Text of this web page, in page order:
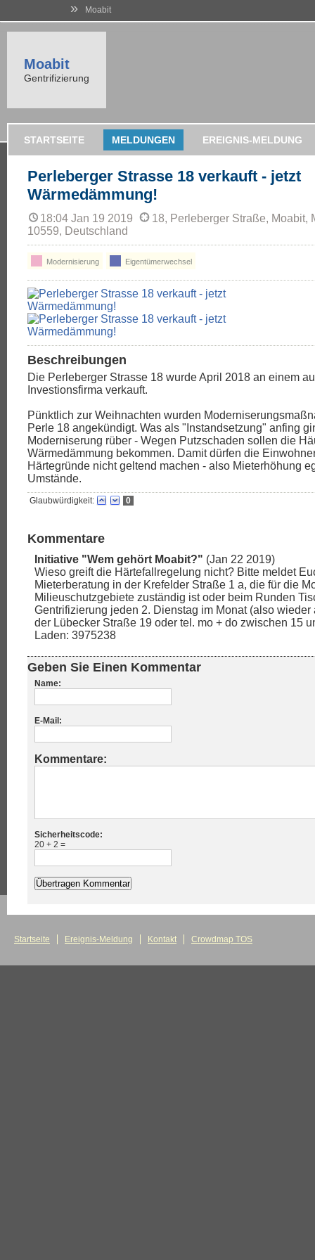
» Moabit
Moabit
Gentrifizierung
STARTSEITE MELDUNGEN EREIGNIS-MELDUNG
Perleberger Strasse 18 verkauft - jetzt
Wärmedämmung!
18:04 Jan 19 2019
18, Perleberger Straße, Moabit,
10559, Deutschland
Modernisierung Eigentümerwechsel
Beschreibungen
Die Perleberger Strasse 18 wurde April 2018 an einem
Investionsfirma verkauft.
Pünktlich zur Weihnachten wurden
Perle 18 angekündigt. Was als "Instandsetzung" anfing
Moderniserung rüber - Wegen Putzschaden sollen die
Wärmedämmung bekommen. Damit dürfen die
Härtegründe nicht geltend machen - also Mieterhöhung
Umstände.
Glaubwürdigkeit: 0
Kommentare
Initiative "Wem gehört Moabit?" (Jan 22 2019)
Wieso greift die Härtefallregelung nicht? Bitte meldet
Mieterberatung in der Krefelder Straße 1 a, die für die
Milieuschutzgebiete zuständig ist oder beim Runden
Gentrifizierung jeden 2. Dienstag im Monat (also wieder
der Lübecker Straße 19 oder tel. mo + do zwischen 15
Laden: 3975238
Geben Sie Einen Kommentar
Name:
E-Mail:
Kommentare:
Sicherheitscode:
20 + 2 =
Startseite Ereignis-Meldung Kontakt Crowdmap TOS